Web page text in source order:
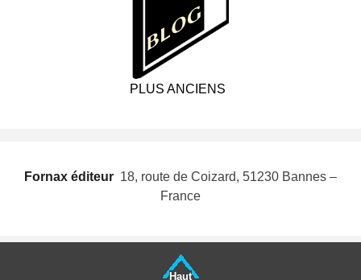
PLUS ANCIENS
Fornax éditeur  18, route de Coizard, 51230 Bannes –
France
Haut